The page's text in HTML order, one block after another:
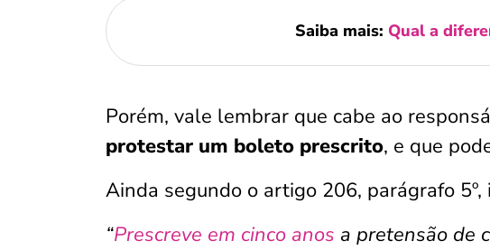
Saiba mais: Qual a
Porém, vale lembrar que cabe ao
protestar um boleto prescrito, e que
Ainda segundo o artigo 206, parágrafo 5º,
“Prescreve em cinco anos a pretensão de